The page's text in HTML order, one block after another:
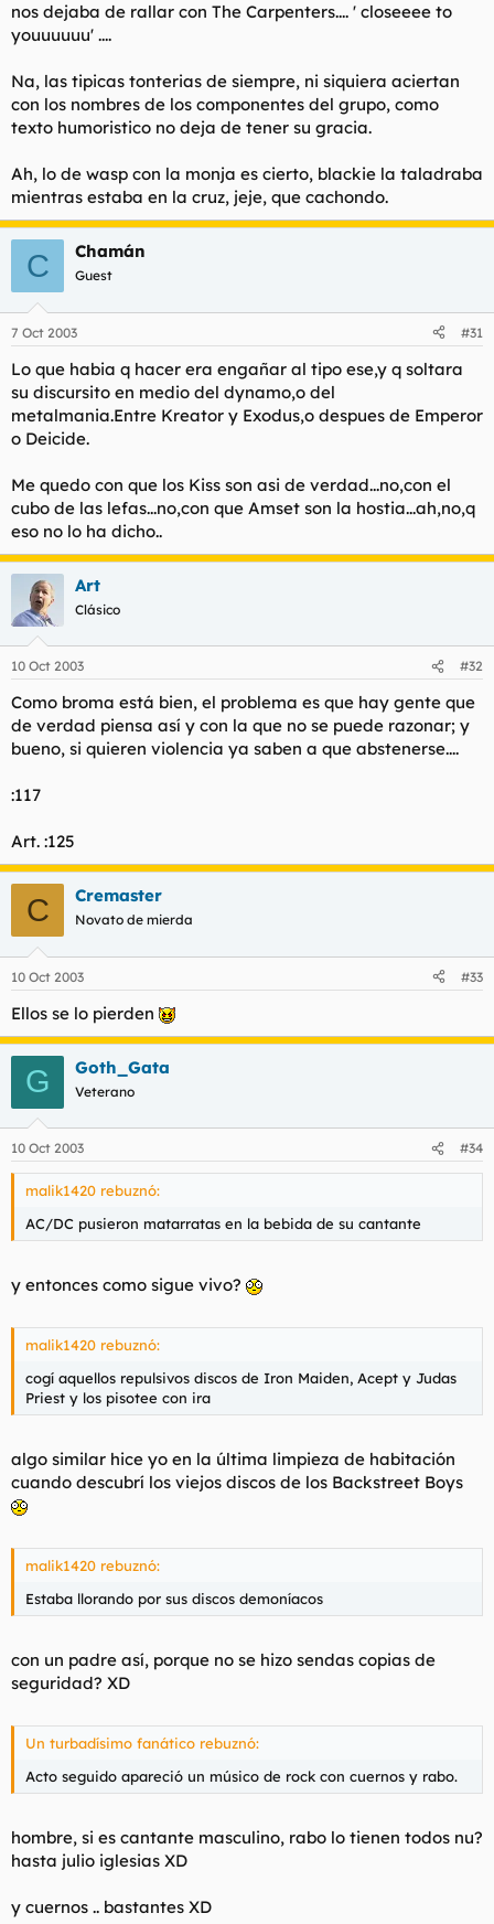
merece ser admirada? Merecen una muerte lenta y dolorosa
por todo ese mal que han causado, por haber corrompido a
nuestra juventud
nos dejaba de rallar con The Carpenters.... ' closeeee to
youuuuuu' ....
Na, las tipicas tonterias de siempre, ni siquiera aciertan
con los nombres de los componentes del grupo, como
texto humoristico no deja de tener su gracia.
Ah, lo de wasp con la monja es cierto, blackie la taladraba
mientras estaba en la cruz, jeje, que cachondo.
C Chamán
Guest
7 Oct 2003 #31
Lo que habia q hacer era engañar al tipo ese,y q soltara
su discursito en medio del dynamo,o del
metalmania.Entre Kreator y Exodus,o despues de Emperor
o Deicide.
Me quedo con que los Kiss son asi de verdad...no,con el
cubo de las lefas...no,con que Amset son la hostia...ah,no,q
eso no lo ha dicho..
Art
Clásico
10 Oct 2003 #32
Como broma está bien, el problema es que hay gente que
de verdad piensa así y con la que no se puede razonar; y
bueno, si quieren violencia ya saben a que abstenerse....
:117
Art. :125
C Cremaster
Novato de mierda
10 Oct 2003 #33
Ellos se lo pierden
G Goth_Gata
Veterano
10 Oct 2003 #34
malik1420 rebuznó:
AC/DC pusieron matarratas en la bebida de su cantante
y entonces como sigue vivo?
malik1420 rebuznó:
cogí aquellos repulsivos discos de Iron Maiden, Acept y Judas
Priest y los pisotee con ira
algo similar hice yo en la última limpieza de habitación
cuando descubrí los viejos discos de los Backstreet Boys
malik1420 rebuznó:
Estaba llorando por sus discos demoníacos
con un padre así, porque no se hizo sendas copias de
seguridad? XD
Un turbadísimo fanático rebuznó:
Acto seguido apareció un músico de rock con cuernos y rabo.
hombre, si es cantante masculino, rabo lo tienen todos nu?
hasta julio iglesias XD
y cuernos .. bastantes XD